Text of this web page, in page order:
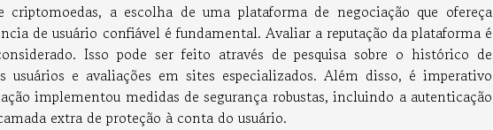
a escolha de uma plataforma de negociação que ofereça
de usuário confiável é fundamental. Avaliar a reputação da plataforma é
Isso pode ser feito através de pesquisa sobre o histórico de
usuários e avaliações em sites especializados. Além disso, é imperativo
implementou medidas de segurança robustas, incluindo a autenticação
extra de proteção à conta do usuário.